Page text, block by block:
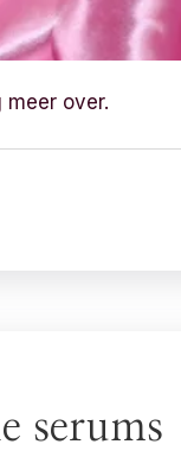
meer over.
serums